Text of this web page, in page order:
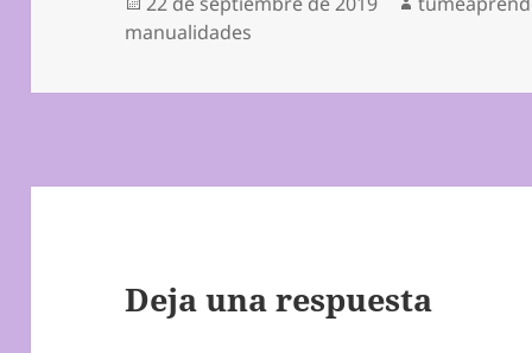
el
manualidades
Deja una respuesta